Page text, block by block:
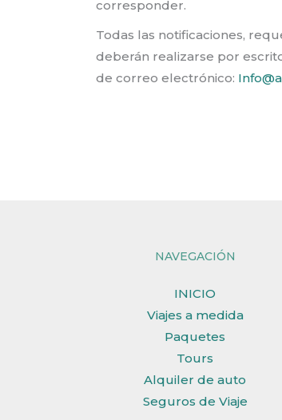
corresponder.
Todas las notificaciones,
deberán realizarse por
de correo electrónico:
NAVEGACIÓN
INICIO
Viajes a medida
Paquetes
Tours
Alquiler de auto
Seguros de Viaje